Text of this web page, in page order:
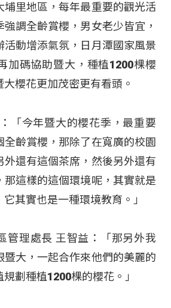
埔里地區，每年最重要的觀光活
調全齡賞櫻，男女老少皆宜，
活動增添氣氛，日月潭國家風景
加碼協助暨大，種植1200棵櫻
櫻花更加茂密更有看頭。
「今年暨大的櫻花季，最重要
全齡賞櫻，那除了在寬廣的校園
外還有這個茶席，然後另外還有
那這樣的這個環境呢，其實就是
其實也是一種環境教育。」
管理處長 王智益：「那另外我
暨大，一起合作來他們的美麗的
劃種植1200棵的櫻花。」